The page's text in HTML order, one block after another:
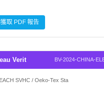
取 PDF 報告
Verit BV-2024-CHINA-
SVHC / Oeko-Tex Sta